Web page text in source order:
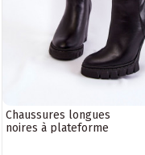
Chaussures longues
noires à plateforme